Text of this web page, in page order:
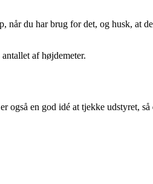
du har brug for det, og husk, at
af højdemeter.
en god idé at tjekke udstyret,